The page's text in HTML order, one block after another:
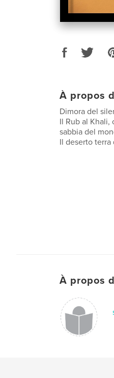
À propos
Dimora del
Il Rub al
sabbia del
Il deserto
À propos